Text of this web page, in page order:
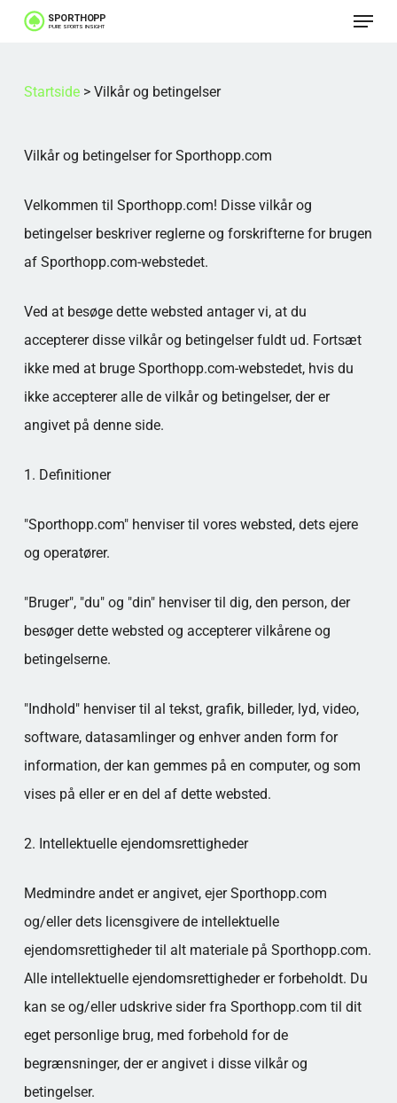
Spring
Menu
Startside >Vilkår og betingelser
Vilkår og betingelser for Sporthopp.com
Velkommen til Sporthopp.com! Disse vilkår og
betingelser beskriver reglerne og forskrifterne for brugen
af Sporthopp.com-webstedet.
Ved at besøge dette websted antager vi, at du
accepterer disse vilkår og betingelser fuldt ud. Fortsæt
ikke med at bruge Sporthopp.com-webstedet, hvis du
ikke accepterer alle de vilkår og betingelser, der er
angivet på denne side.
1. Definitioner
"Sporthopp.com" henviser til vores websted, dets ejere
og operatører.
"Bruger", "du" og "din" henviser til dig, den person, der
besøger dette websted og accepterer vilkårene og
betingelserne.
"Indhold" henviser til al tekst, grafik, billeder, lyd, video,
software, datasamlinger og enhver anden form for
information, der kan gemmes på en computer, og som
vises på eller er en del af dette websted.
2. Intellektuelle ejendomsrettigheder
Medmindre andet er angivet, ejer Sporthopp.com
og/eller dets licensgivere de intellektuelle
ejendomsrettigheder til alt materiale på Sporthopp.com.
Alle intellektuelle ejendomsrettigheder er forbeholdt. Du
kan se og/eller udskrive sider fra Sporthopp.com til dit
eget personlige brug, med forbehold for de
begrænsninger, der er angivet i disse vilkår og
betingelser.